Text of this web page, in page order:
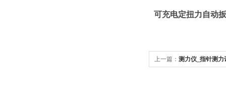
可充电定扭力自动
上一篇： 测力仪_指针测